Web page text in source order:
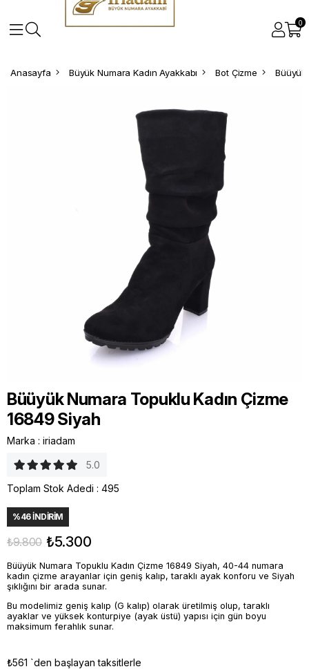
0
Anasayfa Büyük Numara Kadın Ayakkabı Bot Çizme Büüyük
Büüyük Numara Topuklu Kadın Çizme
16849 Siyah
Marka : iriadam
5.0
Toplam Stok Adedi : 495
%46İNDIRIM
₺9.800 ₺5.300
Büüyük Numara Topuklu Kadın Çizme 16849 Siyah, 40-44 numara
kadın çizme arayanlar için geniş kalıp, taraklı ayak konforu ve Siyah
şıklığını bir arada sunar.
Bu modelimiz geniş kalıp (G kalıp) olarak üretilmiş olup, taraklı
ayaklar ve yüksek konturpiye (ayak üstü) yapısı için gün boyu
maksimum ferahlık sunar.
₺561 `den başlayan taksitlerle